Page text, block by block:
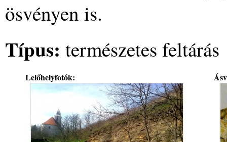
ösvényen is.
Típus: természetes feltárás
Lelőhelyfotók: